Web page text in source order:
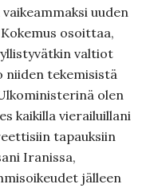
uuden
osoittaa,
valtiot
niiden tekemisistä
olen
kaikilla vierailuillani
tapauksiin
Iranissa,
jälleen